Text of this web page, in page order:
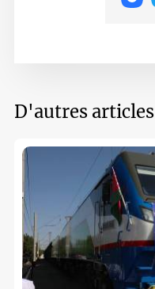
D'autres